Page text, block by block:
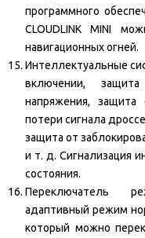
программного
CLOUDLINK MINI
навигационных огней.
Интеллектуальные
включении, защита
напряжения,
потери сигнала
защита от
и т. д. Сигнализация
состояния.
Переключатель
адаптивный режим
который можно